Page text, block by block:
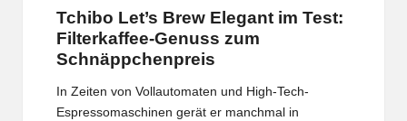
Tchibo Let’s Brew Elegant im Test:
Filterkaffee-Genuss zum
Schnäppchenpreis
In Zeiten von Vollautomaten und High-Tech-
Espressomaschinen gerät er manchmal in